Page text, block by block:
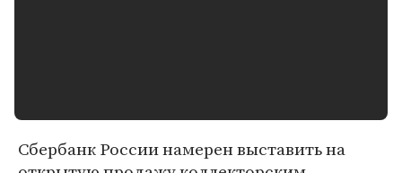
Сбербанк России намерен выставить на